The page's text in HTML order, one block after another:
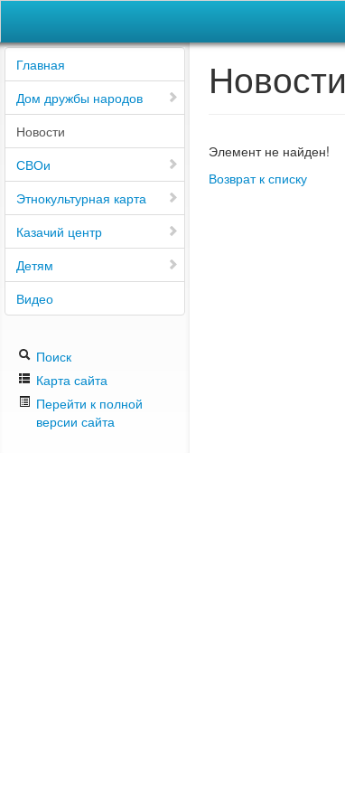
Главная
Дом дружбы народов
Новости
СВОи
Этнокультурная карта
Казачий центр
Детям
Видео
Поиск
Карта сайта
Перейти к полной
версии сайта
Новости
Элемент не найден!
Возврат к списку